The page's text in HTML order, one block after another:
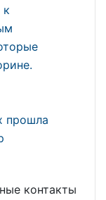
к
прошла
контакты